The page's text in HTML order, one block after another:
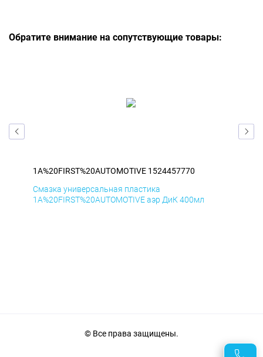
Обратите внимание на сопутствующие товары:
1A%20FIRST%20AUTOMOTIVE 1524457770
Смазка универсальная пластика
1A%20FIRST%20AUTOMOTIVE аэр ДиК 400мл
© Все права защищены.